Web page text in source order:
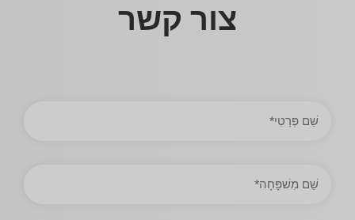
צור קשר
פְּרַטִי
מִשׁפָּחָה